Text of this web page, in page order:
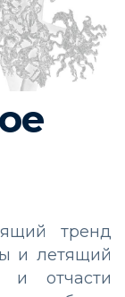
тренд
и летящий
и отчасти